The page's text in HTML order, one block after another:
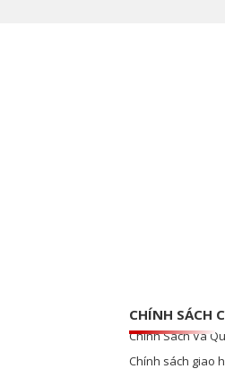
CHÍNH SÁCH
Chính Sách Và
Chính sách giao